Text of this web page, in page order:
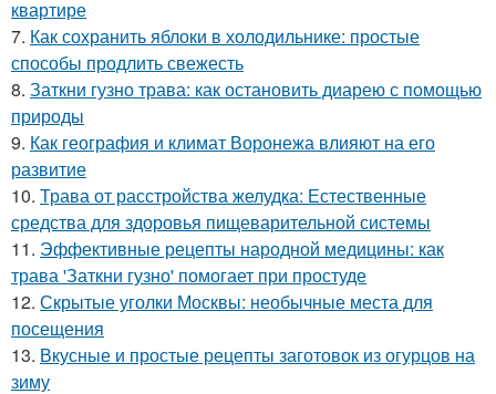
квартире
7. Как сохранить яблоки в холодильнике: простые
способы продлить свежесть
8. Заткни гузно трава: как остановить диарею с помощью
природы
9. Как география и климат Воронежа влияют на его
развитие
10. Трава от расстройства желудка: Естественные
средства для здоровья пищеварительной системы
11. Эффективные рецепты народной медицины: как
трава 'Заткни гузно' помогает при простуде
12. Скрытые уголки Москвы: необычные места для
посещения
13. Вкусные и простые рецепты заготовок из огурцов на
зиму